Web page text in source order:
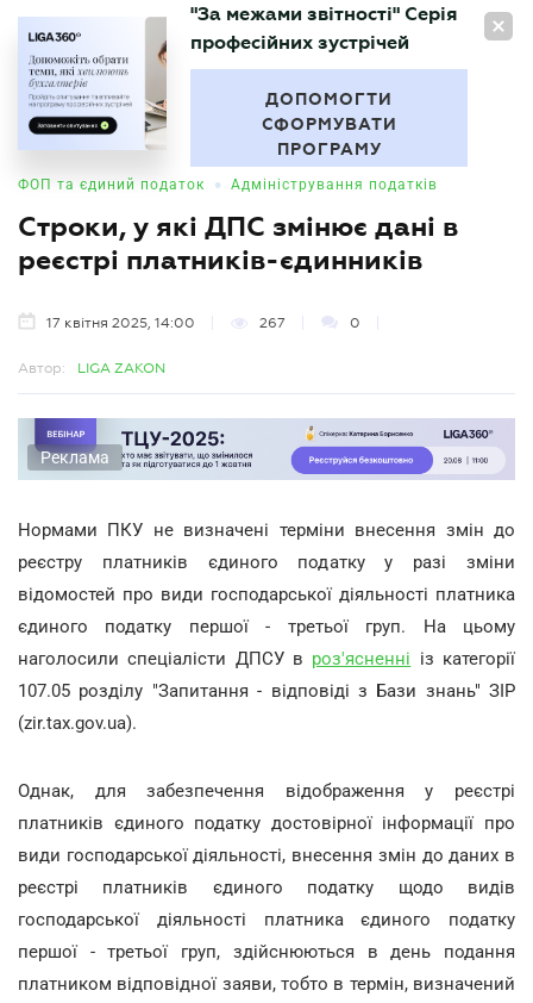
UA
БУХГАЛТЕР
"За межами звітності" Серія
професійних зустрічей
ДОПОМОГТИ
СФОРМУВАТИ
ПРОГРАМУ
ФОП та єдиний податок • Адміністрування податків
Строки, у які ДПС змінює дані в
реєстрі платників-єдинників
17 квітня 2025, 14:00 267 0
Автор: LIGA ZAKON
Реклама
Нормами ПКУ не визначені терміни внесення змін до
реєстру платників єдиного податку у разі зміни
відомостей про види господарської діяльності платника
єдиного податку першої - третьої груп. На цьому
наголосили спеціалісти ДПСУ в роз'ясненні із категорії
107.05 розділу "Запитання - відповіді з Бази знань" ЗІР
(zir.tax.gov.ua).
Однак, для забезпечення відображення у реєстрі
платників єдиного податку достовірної інформації про
види господарської діяльності, внесення змін до даних в
реєстрі платників єдиного податку щодо видів
господарської діяльності платника єдиного податку
першої - третьої груп, здійснюються в день подання
платником відповідної заяви, тобто в термін, визначений